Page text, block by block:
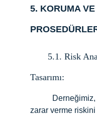
5. KORUMA
5.1. Risk
Tasarımı:
zarar verme